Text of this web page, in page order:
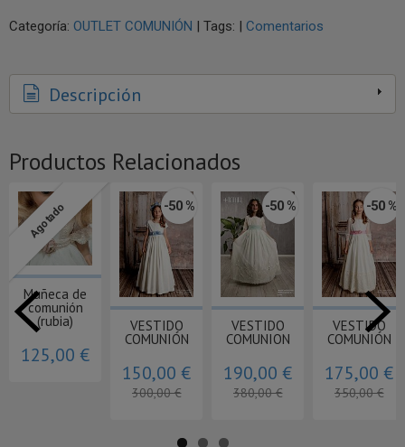
Categoría: OUTLET COMUNIÓN | Tags: | Comentarios
Descripción
Productos Relacionados
-50 %
TRAJE
MARINERO
Agotado-50 %
ALMIRANTE
COMUNION
215,00 €
430,00 €
Agotado-30 %
VESTIDO
COMUNIÓN
TALLA 10
406,00 €
580,00 €
-50
VESTIDO
5716
275,00
550,00 €